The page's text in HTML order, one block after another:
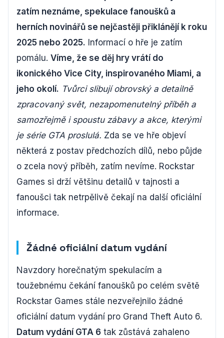
zatím neznáme, spekulace fanoušků a
herních novinářů se nejčastěji přiklánějí k roku
2025 nebo 2025. Informací o hře je zatím
pomálu. Víme, že se děj hry vrátí do
ikonického Vice City, inspirovaného Miami, a
jeho okolí. Tvůrci slibují obrovský a detailně
zpracovaný svět, nezapomenutelný příběh a
samozřejmě i spoustu zábavy a akce, kterými
je série GTA proslulá. Zda se ve hře objeví
některá z postav předchozích dílů, nebo půjde
o zcela nový příběh, zatím nevíme. Rockstar
Games si drží většinu detailů v tajnosti a
fanoušci tak netrpělivě čekají na další oficiální
informace.
Žádné oficiální datum vydání
Navzdory horečnatým spekulacím a
toužebnému čekání fanoušků po celém světě
Rockstar Games stále nezveřejnilo žádné
oficiální datum vydání pro Grand Theft Auto 6.
Datum vydání GTA 6 tak zůstává zahaleno